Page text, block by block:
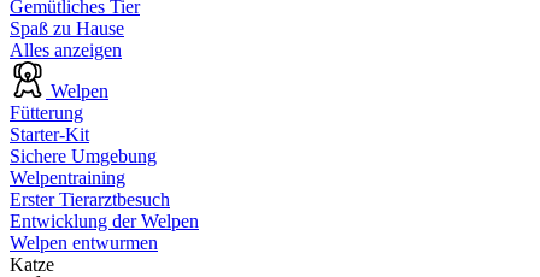
Gemütliches Tier
Spaß zu Hause
Alles anzeigen
Welpen
Fütterung
Starter-Kit
Sichere Umgebung
Welpentraining
Erster Tierarztbesuch
Entwicklung der Welpen
Welpen entwurmen
Katze